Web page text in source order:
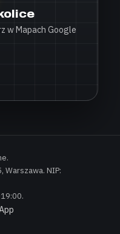
w Mapach Google
Warszawa. NIP: